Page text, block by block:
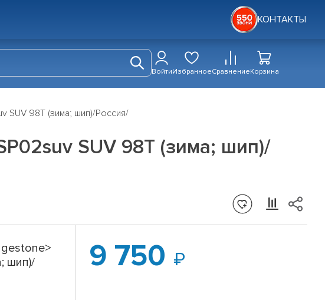
КОНТАКТЫ
ВойтиИзбранноеСравнениеКорзина
SUV 98T (зима; шип)/Россия/
SUV 98T (зима; шип)/
шип)/
9 750